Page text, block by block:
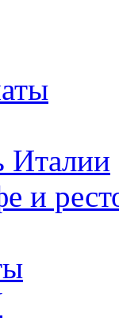
Италии
и